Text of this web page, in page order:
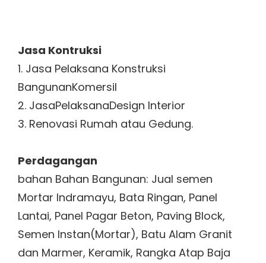
Jasa Kontruksi
1. Jasa Pelaksana Konstruksi
BangunanKomersil
2. JasaPelaksanaDesign Interior
3. Renovasi Rumah atau Gedung.
Perdagangan
bahan Bahan Bangunan: Jual semen
Mortar Indramayu, Bata Ringan, Panel
Lantai, Panel Pagar Beton, Paving Block,
Semen Instan(Mortar), Batu Alam Granit
dan Marmer, Keramik, Rangka Atap Baja